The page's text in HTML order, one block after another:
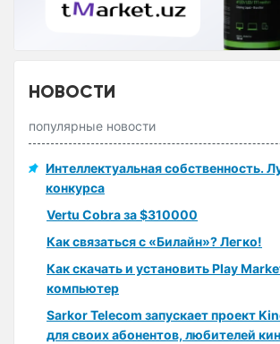
НОВОСТИ
популярные новости
Интеллектуальная собственность.
конкурса
Vertu Cobra за $310000
Как связаться с «Билайн»? Легко!
Как скачать и установить Play
компьютер
Sarkor Telecom запускает проект
для своих абонентов, любителей